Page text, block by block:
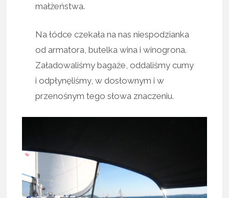
małżeństwa.
Na łódce czekała na nas niespodzianka
od armatora, butelka wina i winogrona.
Załadowaliśmy bagaże, oddaliśmy cumy
i odpłynęliśmy, w dosłownym i w
przenośnym tego słowa znaczeniu.